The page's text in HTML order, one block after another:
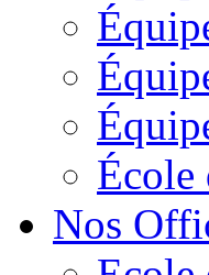
École
Nos